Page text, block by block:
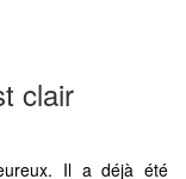
clair
Il a déjà été